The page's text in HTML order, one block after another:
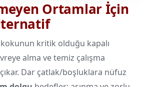
Ortamlar İçin
kritik olduğu kapalı
alma ve temiz çalışma
çıkar. Dar çatlak/boşluklara nüfuz